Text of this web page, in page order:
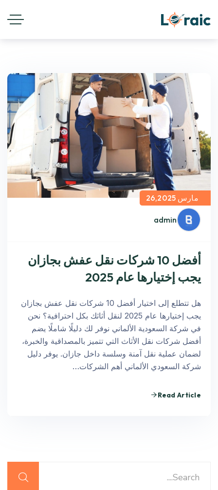
admin
مارس 26,2025
أفضل 10 شركات نقل عفش بجازان
يجب إختيارها عام 2025
هل تتطلع إلى اختيار أفضل 10 شركات نقل عفش بجازان
يجب إختيارها عام 2025 لنقل أثاثك بكل احترافية؟ نحن
في شركة السعودية الألماني نوفر لك دليلًا شاملًا يضم
أفضل شركات نقل الأثاث التي تتميز بالمصداقية والخبرة،
لضمان عملية نقل آمنة وسلسة داخل جازان. يوفر دليل
شركة السعودي الألماني أهم الشركات…
Read Article